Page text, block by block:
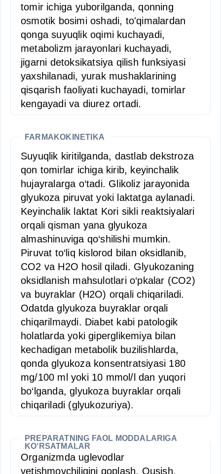
tomir ichiga yuborilganda, qonning
osmotik bosimi oshadi, to'qimalardan
qonga suyuqlik oqimi kuchayadi,
metabolizm jarayonlari kuchayadi,
jigarni detoksikatsiya qilish funksiyasi
yaxshilanadi, yurak mushaklarining
qisqarish faoliyati kuchayadi, tomirlar
kengayadi va diurez ortadi.
FARMAKOKINETIKA
Suyuqlik kiritilganda, dastlab dekstroza
qon tomirlar ichiga kirib, keyinchalik
hujayralarga o‘tadi. Glikoliz jarayonida
glyukoza piruvat yoki laktatga aylanadi.
Keyinchalik laktat Kori sikli reaktsiyalari
orqali qisman yana glyukoza
almashinuviga qo‘shilishi mumkin.
Piruvat to‘liq kislorod bilan oksidlanib,
CO2 va H2O hosil qiladi. Glyukozaning
oksidlanish mahsulotlari o‘pkalar (CO2)
va buyraklar (H2O) orqali chiqariladi.
Odatda glyukoza buyraklar orqali
chiqarilmaydi. Diabet kabi patologik
holatlarda yoki giperglikemiya bilan
kechadigan metabolik buzilishlarda,
qonda glyukoza konsentratsiyasi 180
mg/100 ml yoki 10 mmol/l dan yuqori
bo‘lganda, glyukoza buyraklar orqali
chiqariladi (glyukozuriya).
PREPARATNING FAOL MODDALARIGA
KO‘RSATMALAR
Organizmda uglevodlar
yetishmovchiligini qoplash. Qusish,